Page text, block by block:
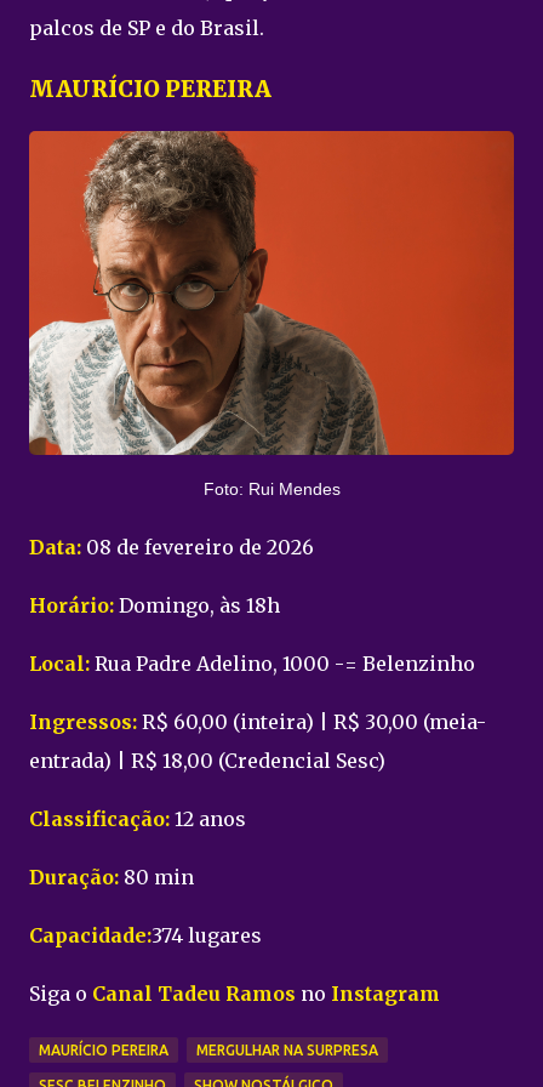
palcos de SP e do Brasil.
MAURÍCIO PEREIRA
Foto: Rui Mendes
Data: 08 de fevereiro de 2026
Horário: Domingo, às 18h
Local: Rua Padre Adelino, 1000 -= Belenzinho
Ingressos: R$ 60,00 (inteira) | R$ 30,00 (meia-
entrada) | R$ 18,00 (Credencial Sesc)
Classificação: 12 anos
Duração: 80 min
Capacidade:374 lugares
Siga o Canal Tadeu Ramos no Instagram
MAURÍCIO PEREIRA MERGULHAR NA SURPRESA